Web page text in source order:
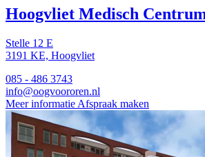
Hoogvliet Medisch
Stelle 12 E
3191 KE, Hoogvliet
085 - 486 3743
info@oogvoororen.nl
Meer informatie Afspraak maken